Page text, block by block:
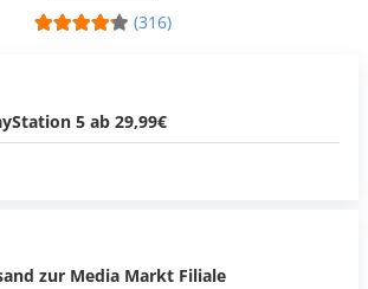
(316)
5 ab 29,99€
zur Media Markt Filiale